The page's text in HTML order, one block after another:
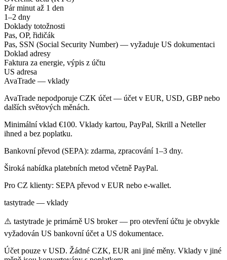
Pár minut až 1 den
1–2 dny
Doklady totožnosti
Pas, OP, řidičák
Pas, SSN (Social Security Number) — vyžaduje US dokumentaci
Doklad adresy
Faktura za energie, výpis z účtu
US adresa
AvaTrade — vklady
AvaTrade nepodporuje CZK účet — účet v EUR, USD, GBP nebo
dalších světových měnách.
Minimální vklad €100. Vklady kartou, PayPal, Skrill a Neteller
ihned a bez poplatku.
Bankovní převod (SEPA): zdarma, zpracování 1–3 dny.
Široká nabídka platebních metod včetně PayPal.
Pro CZ klienty: SEPA převod v EUR nebo e-wallet.
tastytrade — vklady
⚠️ tastytrade je primárně US broker — pro otevření účtu je obvykle
vyžadován US bankovní účet a US dokumentace.
Účet pouze v USD. Žádné CZK, EUR ani jiné měny. Vklady v jiné